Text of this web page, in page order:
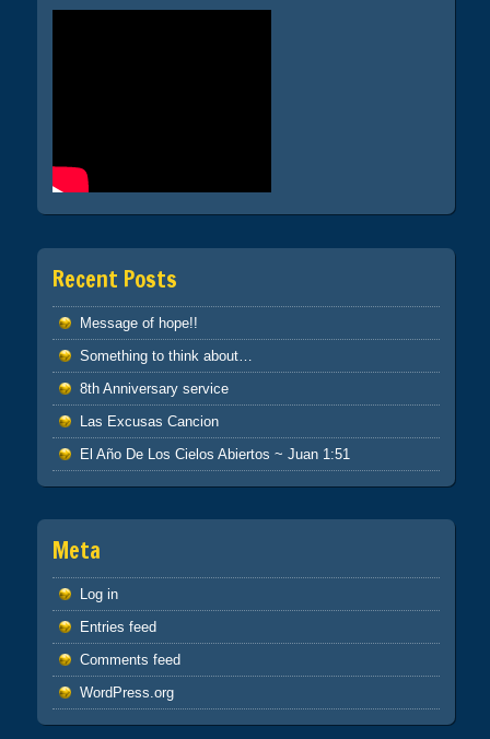
Recent Posts
Message of hope!!
Something to think about…
8th Anniversary service
Las Excusas Cancion
El Año De Los Cielos Abiertos ~ Juan 1:51
Meta
Log in
Entries feed
Comments feed
WordPress.org